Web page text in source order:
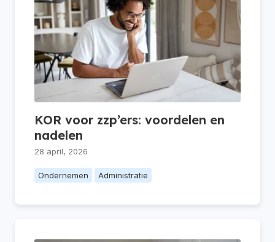
KOR voor zzp’ers: voordelen en
nadelen
28 april, 2026
Ondernemen Administratie